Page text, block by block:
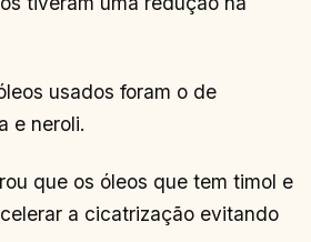
usados foram o de
e neroli.
que os óleos que tem timol e
a cicatrização evitando